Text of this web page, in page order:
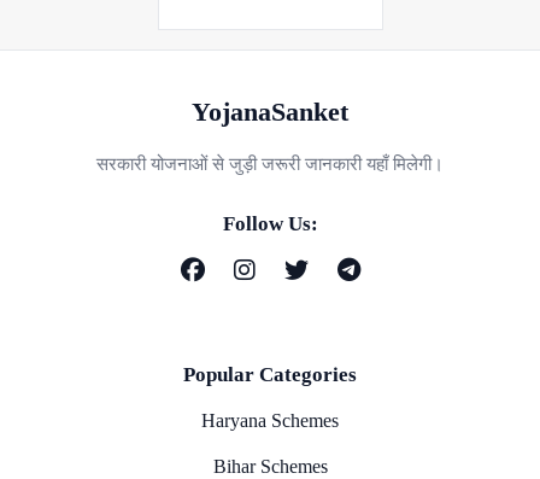
YojanaSanket
सरकारी योजनाओं से जुड़ी जरूरी जानकारी यहाँ मिलेगी।
Follow Us:
Popular Categories
Haryana Schemes
Bihar Schemes